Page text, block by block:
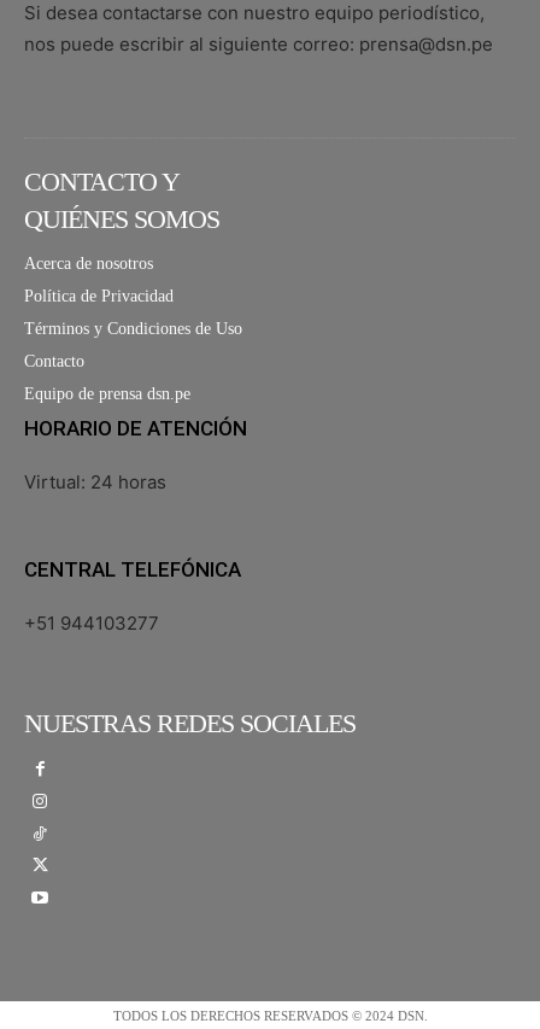
Si desea contactarse con nuestro equipo periodístico,
nos puede escribir al siguiente correo: prensa@dsn.pe
CONTACTO Y
QUIÉNES SOMOS
Acerca de nosotros
Política de Privacidad
Términos y Condiciones de Uso
Contacto
Equipo de prensa dsn.pe
HORARIO DE ATENCIÓN
Virtual: 24 horas
CENTRAL TELEFÓNICA
+51 944103277
NUESTRAS REDES SOCIALES
TODOS LOS DERECHOS RESERVADOS © 2024 DSN.